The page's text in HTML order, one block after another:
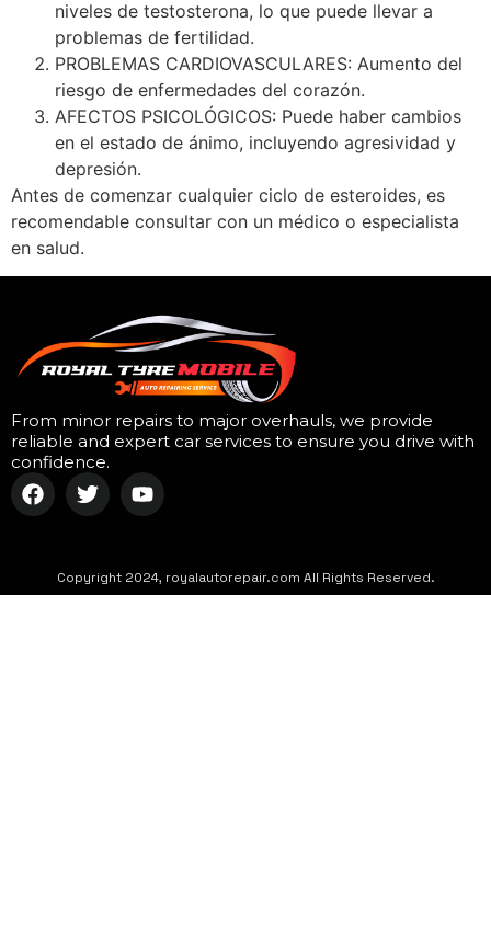
niveles de testosterona, lo que puede llevar a
problemas de fertilidad.
PROBLEMAS CARDIOVASCULARES: Aumento del
riesgo de enfermedades del corazón.
AFECTOS PSICOLÓGICOS: Puede haber cambios
en el estado de ánimo, incluyendo agresividad y
depresión.
Antes de comenzar cualquier ciclo de esteroides, es
recomendable consultar con un médico o especialista
en salud.
From minor repairs to major overhauls, we provide
reliable and expert car services to ensure you drive with
confidence.
Copyright 2024, royalautorepair.com All Rights Reserved.